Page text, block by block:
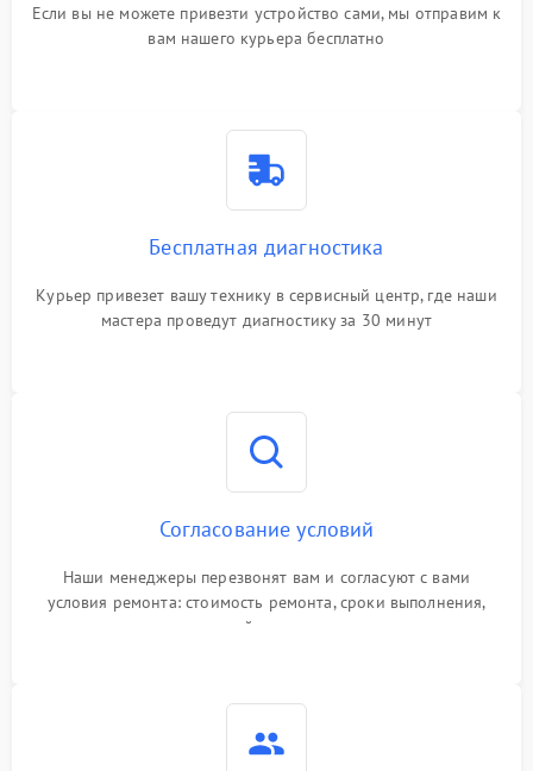
Если вы не можете привезти устройство сами, мы отправим к
вам нашего курьера бесплатно
Бесплатная диагностика
Курьер привезет вашу технику в сервисный центр, где наши
мастера проведут диагностику за 30 минут
Согласование условий
Наши менеджеры перезвонят вам и согласуют с вами
условия ремонта: стоимость ремонта, сроки выполнения,
гарантийные условия